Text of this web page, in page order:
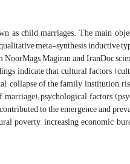
as child marriages. The main
meta-synthesis
Magiran, and IranDoc
indicate that cultural factors
collapse of the family institution,
psychological factors
to the emergence and
poverty, increasing economic